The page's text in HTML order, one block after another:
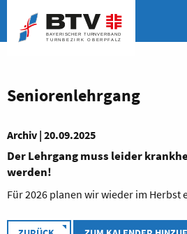
Seniorenlehrgang
Archiv | 20.09.2025
Der Lehrgang muss leider
werden!
Für 2026 planen wir wieder im Herbst